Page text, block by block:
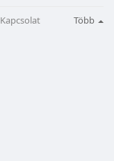
Kapcsolat Több